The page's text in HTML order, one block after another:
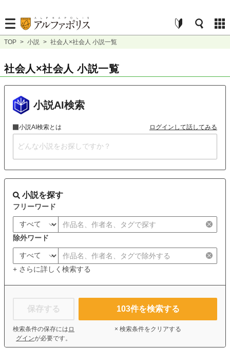
TOP > 小説 > 社会人×社会人 小説一覧
社会人×社会人 小説一覧
小説AI検索
小説AI検索とは ログインして話してみる
小説を探す
フリーワード
除外ワード
+ さらに詳しく検索する
保存する
検索条件の保存には ロ
グインが必要です。
103件を検索する
× 検索条件をクリアする